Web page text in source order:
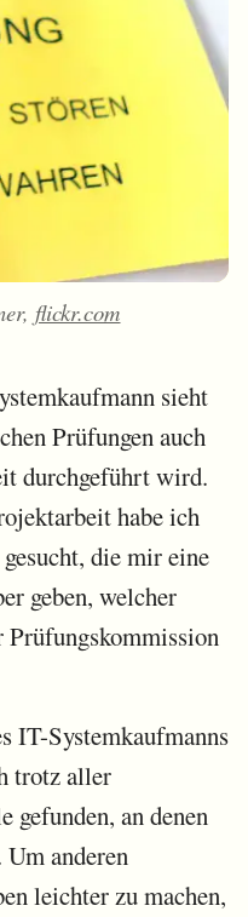
flickr.com
sieht
Prüfungen auch
durchgeführt wird.
habe ich
die mir eine
geben, welcher
Prüfungskommission
IT-Systemkaufmanns
trotz aller
gefunden, an denen
anderen
leichter zu machen,